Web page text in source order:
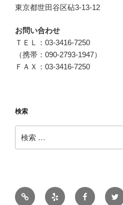
東京都世田谷区砧3-13-12
お問い合わせ
ＴＥＬ：03-3416-7250
（携帯：090-2793-1947）
ＦＡＸ：03-3416-7250
検索
索:
メ